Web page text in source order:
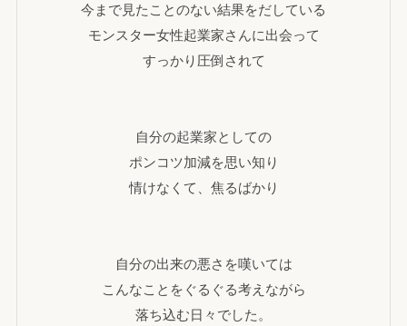
今まで見たことのない結果をだしている
モンスター女性起業家さんに出会って
すっかり圧倒されて
自分の起業家としての
ポンコツ加減を思い知り
情けなくて、焦るばかり
自分の出来の悪さを嘆いては
こんなことをぐるぐる考えながら
落ち込む日々でした。